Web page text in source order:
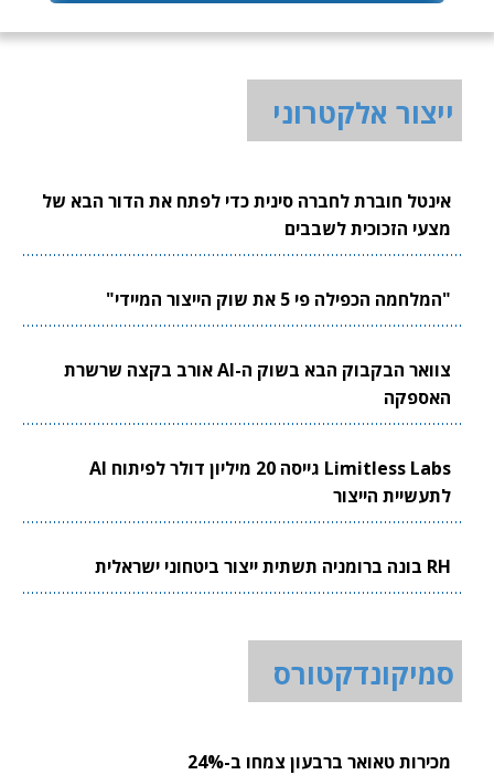
ייצור אלקטרוני
אינטל חוברת לחברה סינית כדי לפתח את הדור הבא של
מצעי הזכוכית לשבבים
"המלחמה הכפילה פי 5 את שוק הייצור המיידי"
צוואר הבקבוק הבא בשוק ה-AI אורב בקצה שרשרת
האספקה
Limitless Labs גייסה 20 מיליון דולר לפיתוח AI
לתעשיית הייצור
RH בונה ברומניה תשתית ייצור ביטחוני ישראלית
סמיקונדקטורס
מכירות טאואר ברבעון צמחו ב-24%